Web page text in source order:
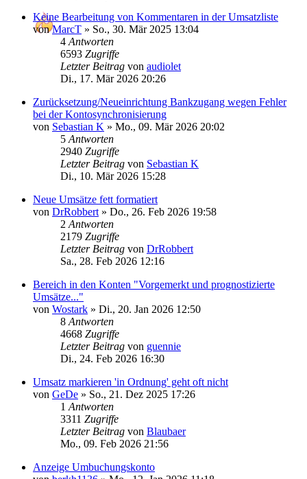
Keine Bearbeitung von Kommentaren in der Umsatzliste
vonMarcT » So., 30. Mär 2025 13:04
4 Antworten
6593 Zugriffe
Letzter Beitrag von audiolet
Di., 17. Mär 2026 20:26
Zurücksetzung/Neueinrichtung Bankzugang wegen Fehler
bei der Kontosynchronisierung
von Sebastian K » Mo., 09. Mär 2026 20:02
5 Antworten
2940 Zugriffe
Letzter Beitrag von Sebastian K
Di., 10. Mär 2026 15:28
Neue Umsätze fett formatiert
von DrRobbert » Do., 26. Feb 2026 19:58
2 Antworten
2179 Zugriffe
Letzter Beitrag von DrRobbert
Sa., 28. Feb 2026 12:16
Bereich in den Konten "Vorgemerkt und prognostizierte
Umsätze..."
von Wostark » Di., 20. Jan 2026 12:50
8 Antworten
4668 Zugriffe
Letzter Beitrag von guennie
Di., 24. Feb 2026 16:30
Umsatz markieren 'in Ordnung' geht oft nicht
von GeDe » So., 21. Dez 2025 17:26
1 Antworten
3311 Zugriffe
Letzter Beitrag von Blaubaer
Mo., 09. Feb 2026 21:56
Anzeige Umbuchungskonto